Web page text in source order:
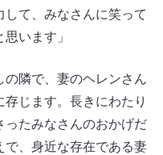
て、みなさんに笑って
います」
隣で、妻のヘレンさん
じます。長きにわたり
ったみなさんのおかげだ
で、身近な存在である妻